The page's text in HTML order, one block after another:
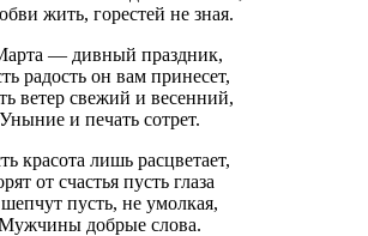
жить, горестей не зная.
— дивный праздник,
радость он вам принесет,
ветер свежий и весенний,
Уныние и печать сотрет.
красота лишь расцветает,
от счастья пусть глаза
пусть, не умолкая,
добрые слова.